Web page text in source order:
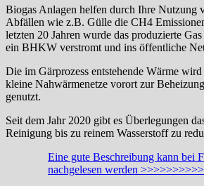
Biogas Anlagen helfen durch Ihre Nutzung
Abfällen wie z.B. Gülle die CH4
letzten 20 Jahren wurde das produzierte
ein BHKW verstromt und ins öffentliche
Die im Gärprozess entstehende Wärme
kleine Nahwärmenetze vorort zur
genutzt.
Seit dem Jahr 2020 gibt es Überlegungen
Reinigung bis zu reinem Wasserstoff zu
Eine gute Beschreibung kann bei
nachgelesen werden